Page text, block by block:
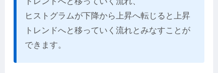
ヒストグラムが下降から上昇へ転じると上昇
トレンドへと移っていく流れとみなすことが
できます。